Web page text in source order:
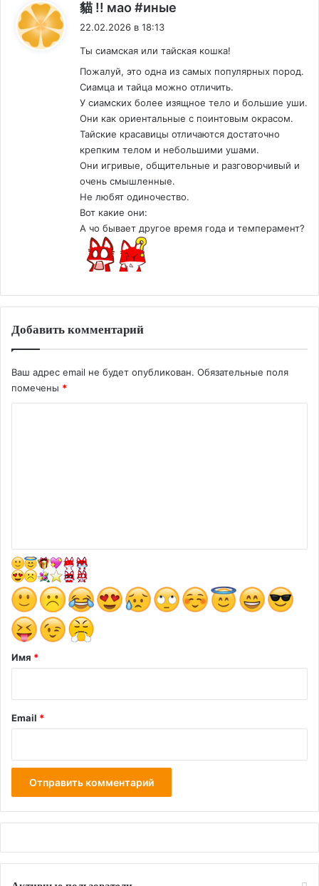
貓 !! мао #иные
22.02.2026 в 18:13
Ты сиамская или тайская кошка!
Пожалуй, это одна из самых популярных пород.
Сиамца и тайца можно отличить.
У сиамских более изящное тело и большие уши.
Они как ориентальные с поинтовым окрасом.
Тайские красавицы отличаются достаточно
крепким телом и небольшими ушами.
Они игривые, общительные и разговорчивый и
очень смышленные.
Не любят одиночество.
Вот какие они:
А чо бывает другое время года и темперамент?
Добавить комментарий
Ваш адрес email не будет опубликован. Обязательные поля
помечены *
а
р
и
й
Имя *
Email *